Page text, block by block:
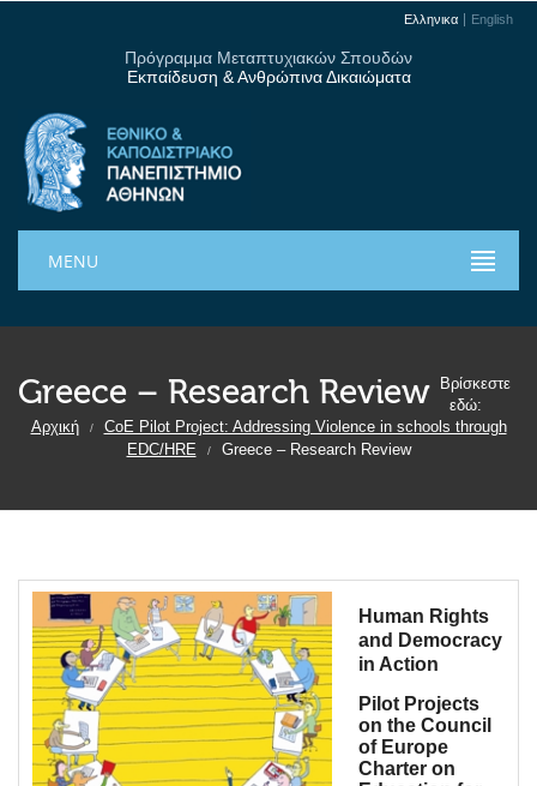
Ελληνικα English
Πρόγραμμα Μεταπτυχιακών Σπουδών
Εκπαίδευση & Ανθρώπινα Δικαιώματα
MENU
Greece – Research Review
Βρίσκεστε
εδώ:
Αρχική
/
CoE Pilot Project: Addressing Violence in schools through
EDC/HRE
/ Greece – Research Review
Human Rights
and Democracy
in Action
Pilot Projects
on the Council
of Europe
Charter on